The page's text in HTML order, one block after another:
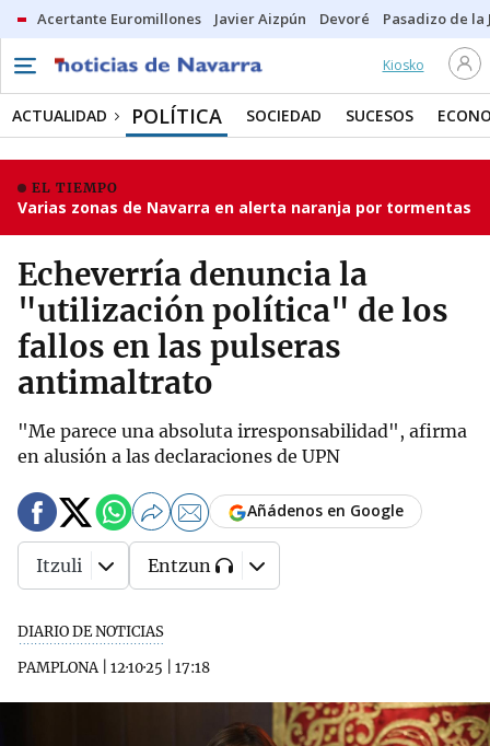
Acertante Euromillones Javier Aizpún Devoré Pasadizo de la
Kiosko
ACTUALIDAD POLÍTICA SOCIEDAD SUCESOS
EL TIEMPO
Varias zonas de Navarra en alerta naranja por tormentas
Echeverría denuncia la
"utilización política" de los
fallos en las pulseras
antimaltrato
"Me parece una absoluta irresponsabilidad", afirma
en alusión a las declaraciones de UPN
DIARIO DE NOTICIAS
PAMPLONA| 12·10·25 17:18
Añádenos en Google
Itzuli Entzun